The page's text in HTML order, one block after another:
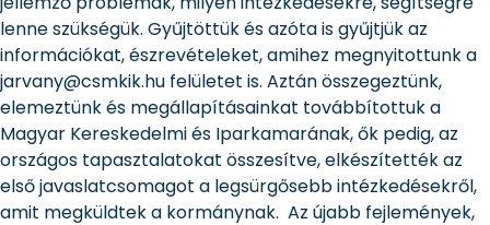
lenne szükségük. Gyűjtöttük és azóta is gyűjtjük az
információkat, észrevételeket, amihez megnyitottunk a
jarvany@csmkik.hu felületet is. Aztán összegeztünk,
elemeztünk és megállapításainkat továbbítottuk a
Magyar Kereskedelmi és Iparkamarának, ők pedig, az
országos tapasztalatokat összesítve, elkészítették az
első javaslatcsomagot a legsürgősebb intézkedésekről,
amit megküldtek a kormánynak. Az újabb fejlemények,